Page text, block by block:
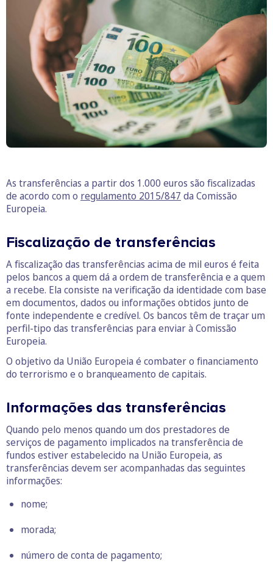
As transferências a partir dos 1.000 euros são fiscalizadas
de acordo com o regulamento 2015/847 da Comissão
Europeia.
Fiscalização de transferências
A fiscalização das transferências acima de mil euros é feita
pelos bancos a quem dá a ordem de transferência e a quem
a recebe. Ela consiste na verificação da identidade com base
em documentos, dados ou informações obtidos junto de
fonte independente e credível. Os bancos têm de traçar um
perfil-tipo das transferências para enviar à Comissão
Europeia.
O objetivo da União Europeia é combater o financiamento
do terrorismo e o branqueamento de capitais.
Informações das transferências
Quando pelo menos quando um dos prestadores de
serviços de pagamento implicados na transferência de
fundos estiver estabelecido na União Europeia, as
transferências devem ser acompanhadas das seguintes
informações:
nome;
morada;
número de conta de pagamento;